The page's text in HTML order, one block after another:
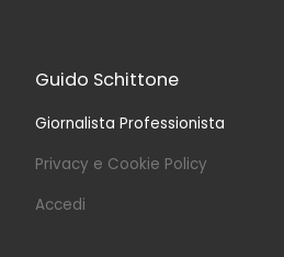
Guido Schittone
Giornalista Professionista
Privacy e Cookie Policy
Accedi